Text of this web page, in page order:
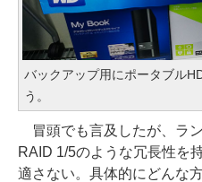
バックアップ用にポータブル
う。
冒頭でも言及したが、ラ
RAID 1/5のような冗長性を
適さない。具体的にどんな